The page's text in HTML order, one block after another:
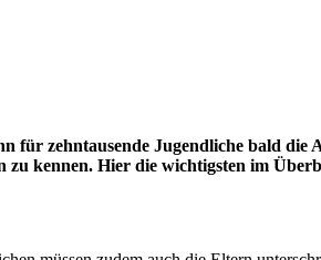
für zehntausende Jugendliche bald die
zu kennen. Hier die wichtigsten im